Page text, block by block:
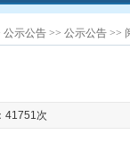
公示公告 >> 公示公告 >>
41751次